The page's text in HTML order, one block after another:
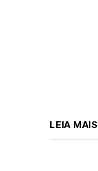
LEIA MAIS